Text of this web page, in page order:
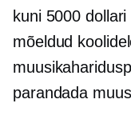
kuni 5000
mõeldud
parandada